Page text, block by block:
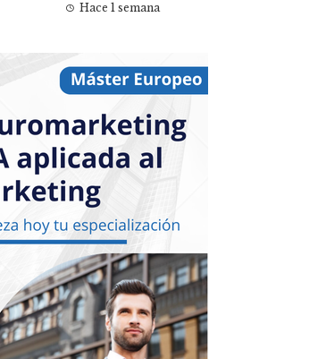
Hace 1 semana